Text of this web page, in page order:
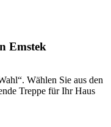
Emstek
Wählen Sie aus den
Treppe für Ihr Haus